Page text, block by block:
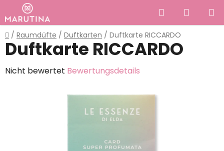
Inhalt
springen
Suchen
Startseite
/ Raumdüfte / Duftkarten / Duftkarte RICCARDO
Duftkarte RICCARDO
Die
Produktbewertung
Nicht bewertet Bewertungsdetails